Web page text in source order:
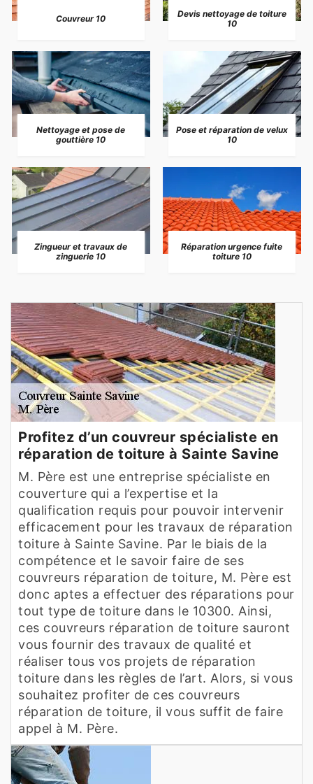
Couvreur 10
Devis nettoyage de toiture
10
Nettoyage et pose de
gouttière 10
Pose et réparation de velux
10
Zingueur et travaux de
zinguerie 10
Réparation urgence fuite
toiture 10
Profitez d’un couvreur spécialiste en
réparation de toiture à Sainte Savine
M. Père est une entreprise spécialiste en
couverture qui a l’expertise et la
qualification requis pour pouvoir intervenir
efficacement pour les travaux de réparation
toiture à Sainte Savine. Par le biais de la
compétence et le savoir faire de ses
couvreurs réparation de toiture, M. Père est
donc aptes a effectuer des réparations pour
tout type de toiture dans le 10300. Ainsi,
ces couvreurs réparation de toiture sauront
vous fournir des travaux de qualité et
réaliser tous vos projets de réparation
toiture dans les règles de l’art. Alors, si vous
souhaitez profiter de ces couvreurs
réparation de toiture, il vous suffit de faire
appel à M. Père.